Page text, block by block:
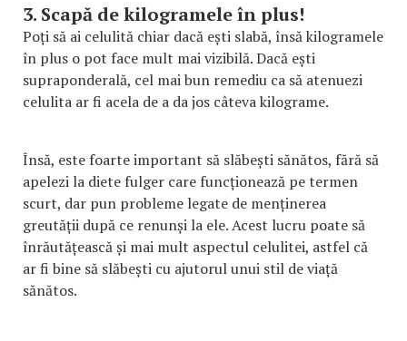
3. Scapă de kilogramele în plus!
Poți să ai celulită chiar dacă ești slabă, însă kilogramele
în plus o pot face mult mai vizibilă. Dacă ești
supraponderală, cel mai bun remediu ca să atenuezi
celulita ar fi acela de a da jos câteva kilograme.
Însă, este foarte important să slăbești sănătos, fără să
apelezi la diete fulger care funcționează pe termen
scurt, dar pun probleme legate de menținerea
greutății după ce renunși la ele. Acest lucru poate să
înrăutățească și mai mult aspectul celulitei, astfel că
ar fi bine să slăbești cu ajutorul unui stil de viață
sănătos.